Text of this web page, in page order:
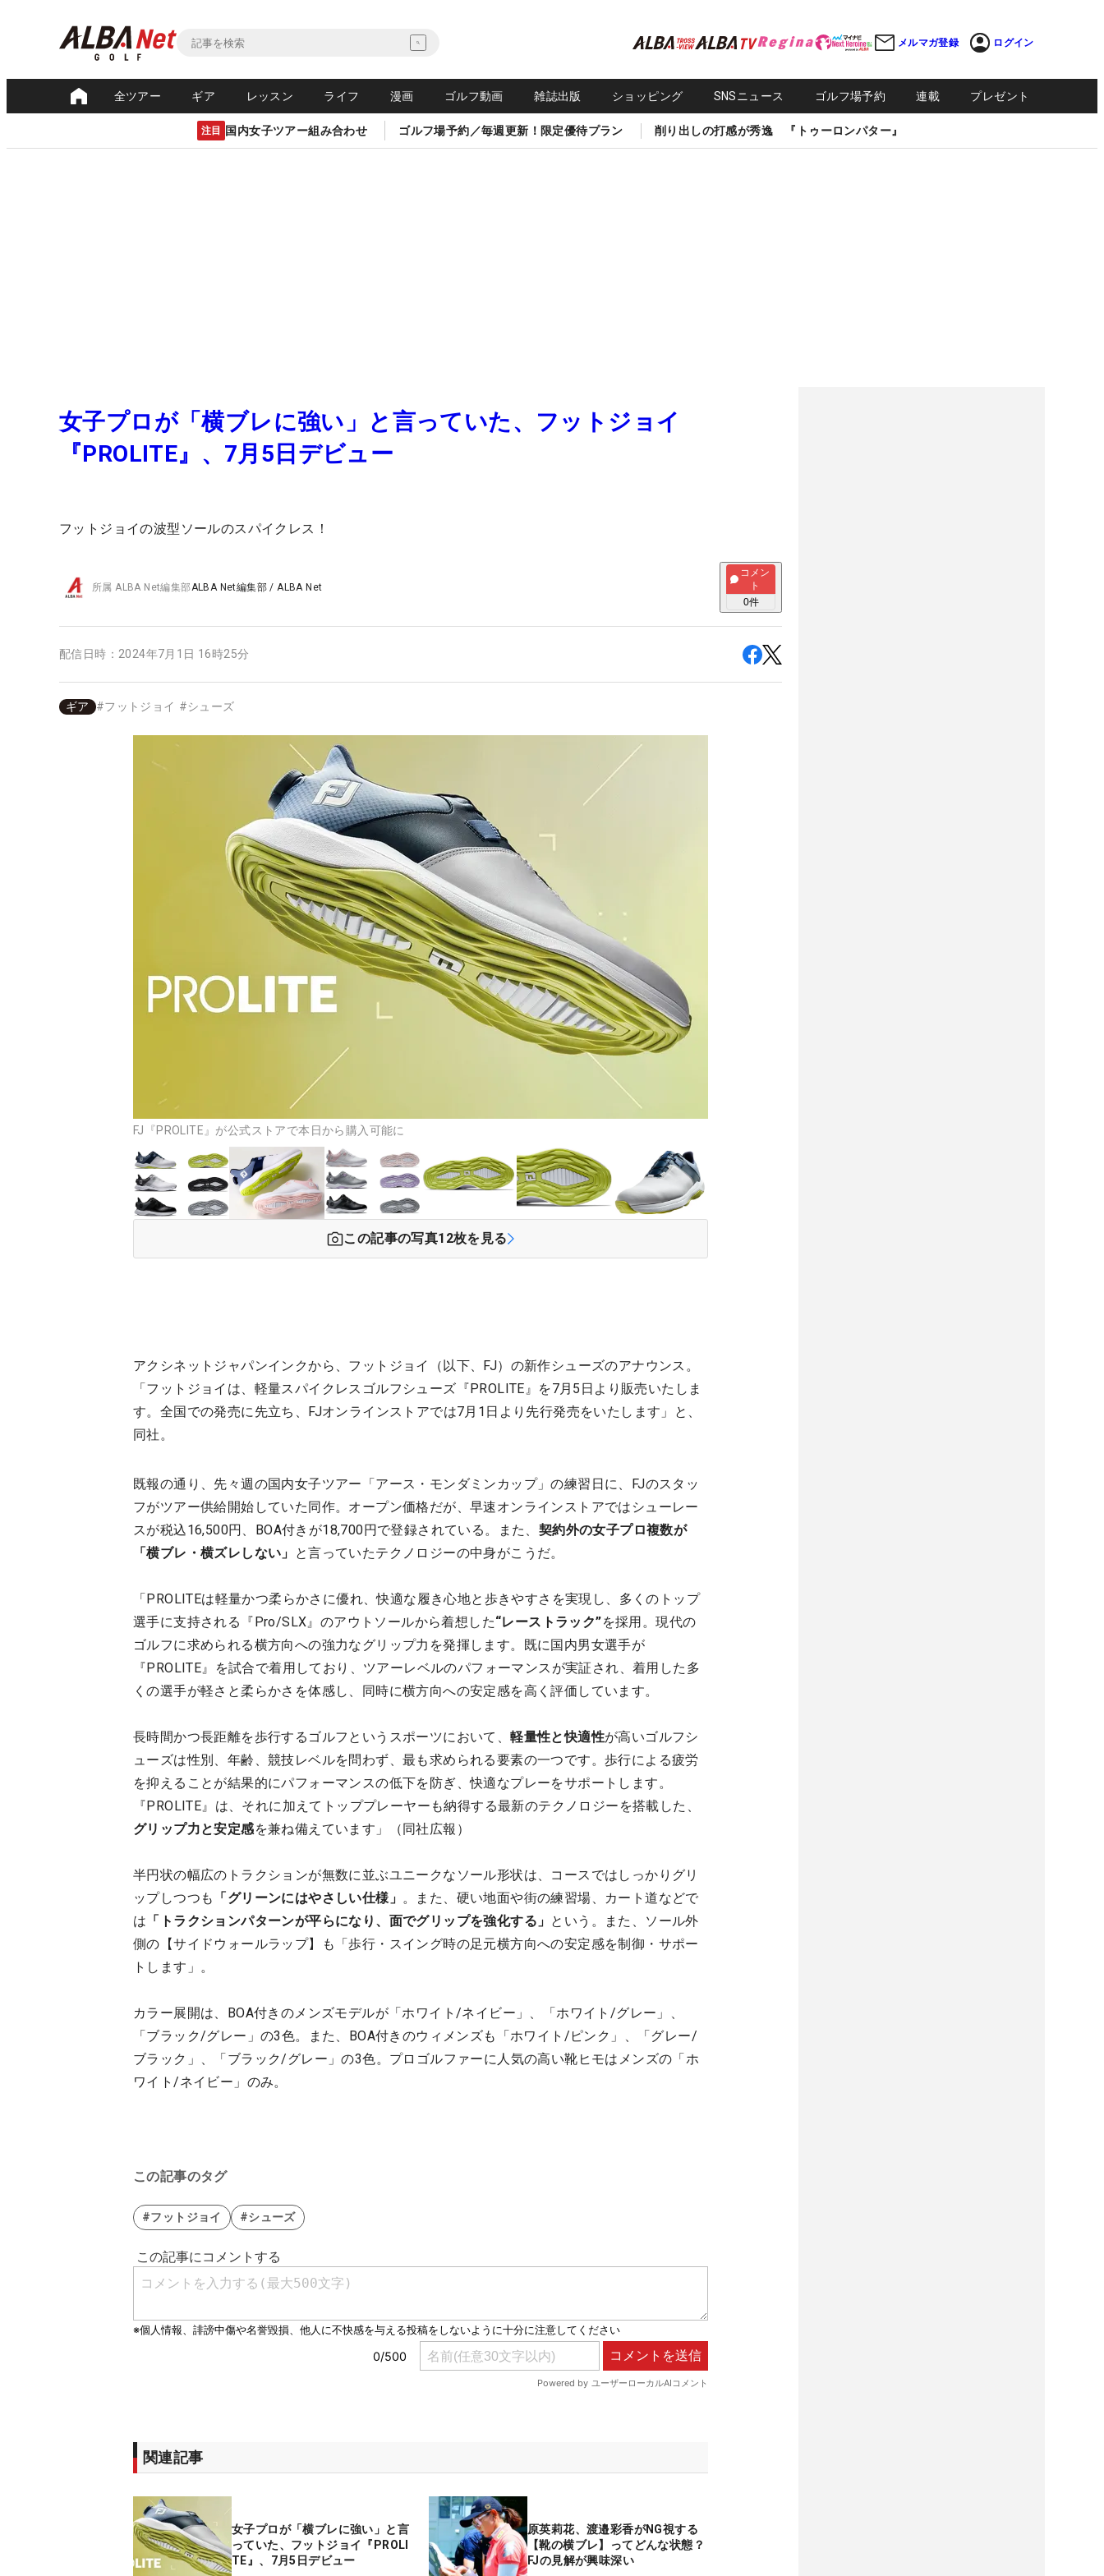
メルマガ登録 ログイン
全ツアー ギア レッスン ライフ 漫画 ゴルフ動画 雑誌出版 ショッピング SNSニュース ゴルフ場予約 連載 プレゼント
注目 国内女子ツアー組み合わせ ゴルフ場予約／毎週更新！限定優待プラン 削り出しの打感が秀逸 『トゥーロンパター』
女子プロが「横ブレに強い」と言っていた、フットジョイ
『PROLITE』、7月5日デビュー
フットジョイの波型ソールのスパイクレス！
所属ALBA Net編集部ALBA Net編集部 /ALBA Net
コメン
ト
0件
配信日時： 2024年7月1日 16時25分
ギア #フットジョイ #シューズ
FJ『PROLITE』が公式ストアで本日から購入可能に
この記事の写真12枚を見る
アクシネットジャパンインクから、フットジョイ（以下、FJ）の新作シューズのアナウンス。
「フットジョイは、軽量スパイクレスゴルフシューズ『PROLITE』を7月5日より販売いたしま
す。全国での発売に先立ち、FJオンラインストアでは7月1日より先行発売をいたします」と、
同社。
既報の通り、先々週の国内女子ツアー「アース・モンダミンカップ」の練習日に、FJのスタッ
フがツアー供給開始していた同作。オープン価格だが、早速オンラインストアではシューレー
スが税込16,500円、BOA付きが18,700円で登録されている。また、 契約外の女子プロ複数が
「横ブレ・横ズレしない」 と言っていたテクノロジーの中身がこうだ。
「PROLITEは軽量かつ柔らかさに優れ、快適な履き心地と歩きやすさを実現し、多くのトップ
選手に支持される『Pro/SLX』のアウトソールから着想した“レーストラック”を採用。現代の
ゴルフに求められる横方向への強力なグリップ力を発揮します。既に国内男女選手が
『PROLITE』を試合で着用しており、ツアーレベルのパフォーマンスが実証され、着用した多
くの選手が軽さと柔らかさを体感し、同時に横方向への安定感を高く評価しています。
長時間かつ長距離を歩行するゴルフというスポーツにおいて、軽量性と快適性が高いゴルフシ
ューズは性別、年齢、競技レベルを問わず、最も求められる要素の一つです。歩行による疲労
を抑えることが結果的にパフォーマンスの低下を防ぎ、快適なプレーをサポートします。
『PROLITE』は、それに加えてトッププレーヤーも納得する最新のテクノロジーを搭載した、
グリップ力と安定感を兼ね備えています」（同社広報）
半円状の幅広のトラクションが無数に並ぶユニークなソール形状は、コースではしっかりグリ
ップしつつも 「グリーンにはやさしい仕様」 。また、硬い地面や街の練習場、カート道などで
は 「トラクションパターンが平らになり、面でグリップを強化する」 という。また、ソール外
側の【サイドウォールラップ】も「歩行・スイング時の足元横方向への安定感を制御・サポー
トします」。
カラー展開は、BOA付きのメンズモデルが「ホワイト/ネイビー」、「ホワイト/グレー」、
「ブラック/グレー」の3色。また、BOA付きのウィメンズも「ホワイト/ピンク」、「グレー/
ブラック」、「ブラック/グレー」の3色。プロゴルファーに人気の高い靴ヒモはメンズの「ホ
ワイト/ネイビー」のみ。
この記事のタグ
#フットジョイ #シューズ
関連記事
女子プロが「横ブレに強い」と言
っていた、フットジョイ『PROLI
TE』、7月5日デビュー
原英莉花、渡邉彩香がNG視する
【靴の横ブレ】ってどんな状態？
FJの見解が興味深い